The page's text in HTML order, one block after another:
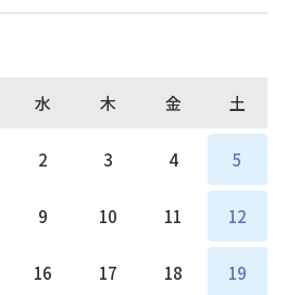
水 木 金 土
2 3 4 5
9 10 11 12
16 17 18 19